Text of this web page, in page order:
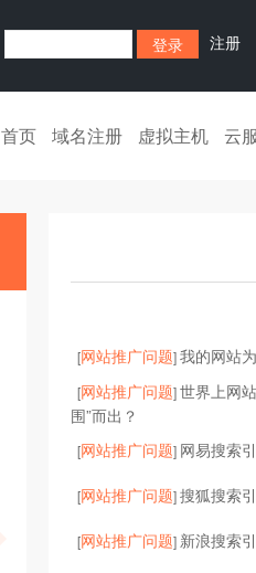
注册
首页 域名注册 虚拟主机 云
[网站推广问题]我的网站
[网站推广问题]世界上网
围”而出？
[网站推广问题] 网易搜索
[网站推广问题]搜狐搜索
[网站推广问题] 新浪搜索